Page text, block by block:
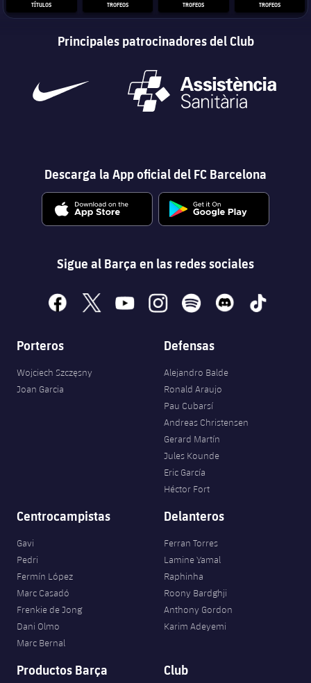
TÍTULOS TROFEOS TROFEOS TROFEOS
Principales patrocinadores del Club
Descarga la App oficial del FC Barcelona
Sigue al Barça en las redes sociales
facebook
x youtubeinstagramspotify discord tiktok
Porteros
Wojciech Szczęsny
Joan Garcia
Defensas
Alejandro Balde
Ronald Araujo
Pau Cubarsí
Andreas Christensen
Gerard Martín
Jules Kounde
Eric García
Héctor Fort
Centrocampistas
Gavi
Pedri
Fermín López
Marc Casadó
Frenkie de Jong
Dani Olmo
Marc Bernal
Delanteros
Ferran Torres
Lamine Yamal
Raphinha
Roony Bardghji
Anthony Gordon
Karim Adeyemi
Productos Barça Club